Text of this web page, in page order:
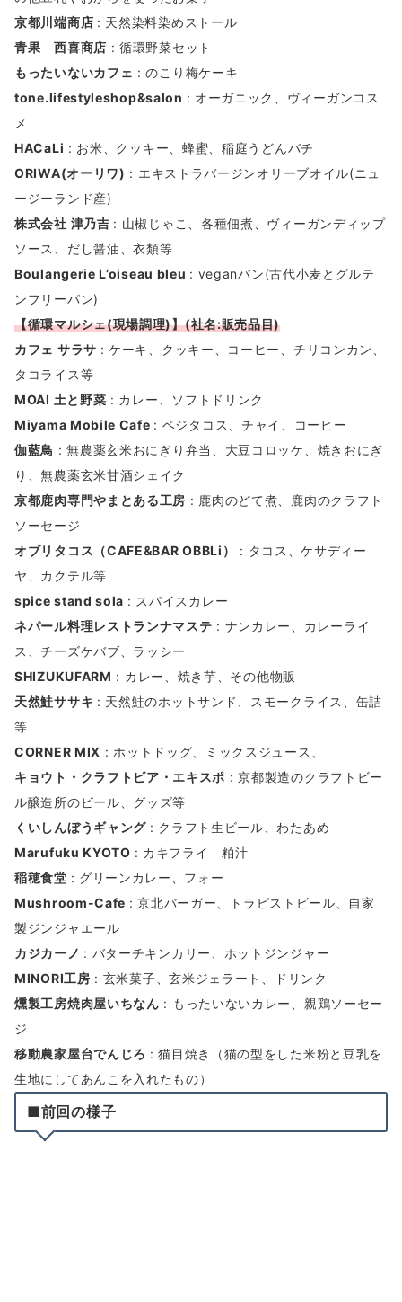
京都川端商店 : 天然染料染めストール
青果 西喜商店 : 循環野菜セット
もったいないカフェ : のこり梅ケーキ
tone.lifestyleshop&salon : オーガニック、ヴィーガンコス
メ
HACaLi : お米、クッキー、蜂蜜、稲庭うどんバチ
ORIWA(オーリワ) : エキストラバージンオリーブオイル(ニュ
ージーランド産)
株式会社 津乃吉 : 山椒じゃこ、各種佃煮、ヴィーガンディップ
ソース、だし醤油、衣類等
Boulangerie L’oiseau bleu : veganパン(古代小麦とグルテ
ンフリーパン)
【循環マルシェ(現場調理)】(社名:販売品目)
カフェ サラサ : ケーキ、クッキー、コーヒー、チリコンカン、
タコライス等
MOAI 土と野菜 : カレー、ソフトドリンク
Miyama Mobile Cafe : ベジタコス、チャイ、コーヒー
伽藍鳥 : 無農薬玄米おにぎり弁当、大豆コロッケ、焼きおにぎ
り、無農薬玄米甘酒シェイク
京都鹿肉専門やまとある工房 : 鹿肉のどて煮、鹿肉のクラフト
ソーセージ
オブリタコス（CAFE&BAR OBBLi）
: タコス、ケサディー
ヤ、カクテル等
spice stand sola : スパイスカレー
ネパール料理レストランナマステ : ナンカレー、カレーライ
ス、チーズケバブ、ラッシー
SHIZUKUFARM : カレー、焼き芋、その他物販
天然鮭ササキ : 天然鮭のホットサンド、スモークライス、缶詰
等
CORNER MIX : ホットドッグ、ミックスジュース、
キョウト・クラフトビア・エキスポ : 京都製造のクラフトビー
ル醸造所のビール、グッズ等
くいしんぼうギャング : クラフト生ビール、わたあめ
Marufuku KYOTO : カキフライ 粕汁
稲穂食堂 : グリーンカレー、フォー
Mushroom-Cafe : 京北バーガー、トラピストビール、自家
製ジンジャエール
カジカーノ : バターチキンカリー、ホットジンジャー
MINORI工房 : 玄米菓子、玄米ジェラート、ドリンク
燻製工房焼肉屋いちなん : もったいないカレー、親鶏ソーセー
ジ
移動農家屋台でんじろ : 猫目焼き（猫の型をした米粉と豆乳を
生地にしてあんこを入れたもの）
■前回の様子